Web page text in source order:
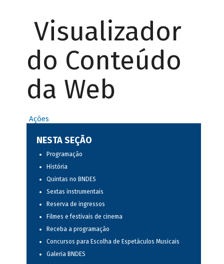
Visualizador
do Conteúdo
da Web
Ações
NESTA SEÇÃO
Programação
História
Quintas no BNDES
Sextas instrumentais
Reserva de ingressos
Filmes e festivais de cinema
Receba a programação
Concursos para Escolha de Espetáculos Musicais
Galeria BNDES